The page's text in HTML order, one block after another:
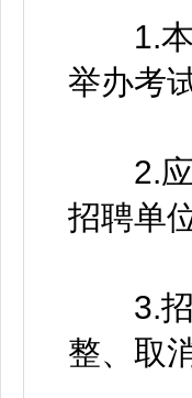
1.本
举办考
2.应
招聘单
3.招
整、取